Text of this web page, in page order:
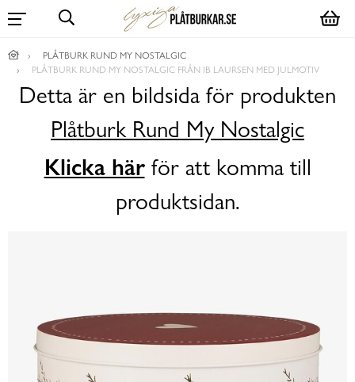
PLÅTBURK RUND MY NOSTALGIC
PLÅTBURK RUND MY NOSTALGIC FRÅN IB LAURSEN MED JULMOTIV
Detta är en bildsida för produkten
Plåtburk Rund My Nostalgic
Klicka härför att komma till
produktsidan.